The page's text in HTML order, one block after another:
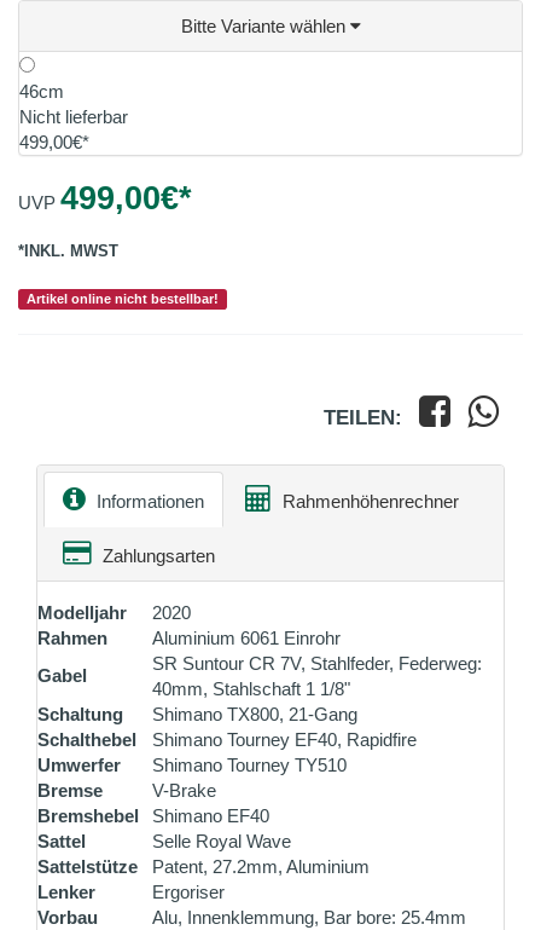
Bitte Variante wählen
46cm
Nicht lieferbar
499,00€*
UVP 499,00€*
*INKL. MWST
Artikel online nicht bestellbar!
TEILEN:
Informationen Rahmenhöhenrechner
Zahlungsarten
Modelljahr
2020
Rahmen
Aluminium 6061 Einrohr
Gabel
SR Suntour CR 7V, Stahlfeder, Federweg:
40mm, Stahlschaft 1 1/8"
Schaltung
Shimano TX800, 21-Gang
Schalthebel
Shimano Tourney EF40, Rapidfire
Umwerfer
Shimano Tourney TY510
Bremse
V-Brake
Bremshebel
Shimano EF40
Sattel
Selle Royal Wave
Sattelstütze
Patent, 27.2mm, Aluminium
Lenker
Ergoriser
Vorbau
Alu, Innenklemmung, Bar bore: 25.4mm